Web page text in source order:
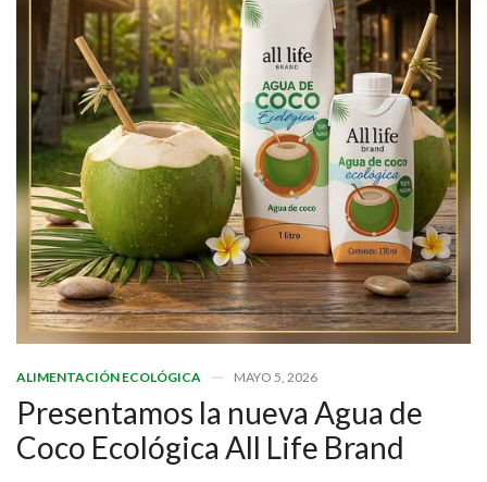
ALIMENTACIÓN ECOLÓGICA MAYO 5, 2026
Presentamos la nueva Agua de
Coco Ecológica All Life Brand